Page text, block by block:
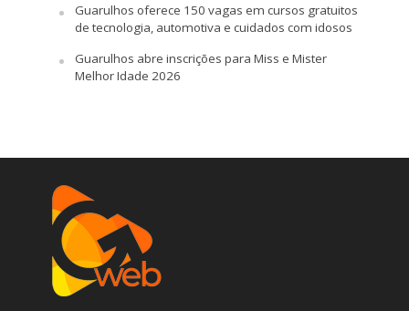
Guarulhos oferece 150 vagas em cursos gratuitos
de tecnologia, automotiva e cuidados com idosos
Guarulhos abre inscrições para Miss e Mister
Melhor Idade 2026